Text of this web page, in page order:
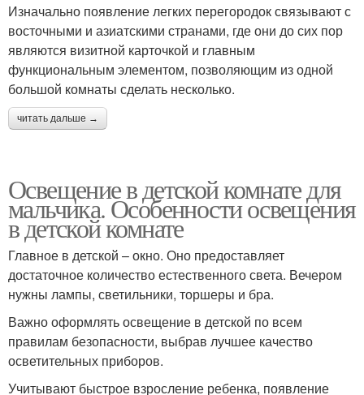
Изначально появление легких перегородок связывают с
восточными и азиатскими странами, где они до сих пор
являются визитной карточкой и главным
функциональным элементом, позволяющим из одной
большой комнаты сделать несколько.
читать дальше →
Освещение в детской комнате для
мальчика. Особенности освещения
в детской комнате
Главное в детской – окно. Оно предоставляет
достаточное количество естественного света. Вечером
нужны лампы, светильники, торшеры и бра.
Важно оформлять освещение в детской по всем
правилам безопасности, выбрав лучшее качество
осветительных приборов.
Учитывают быстрое взросление ребенка, появление